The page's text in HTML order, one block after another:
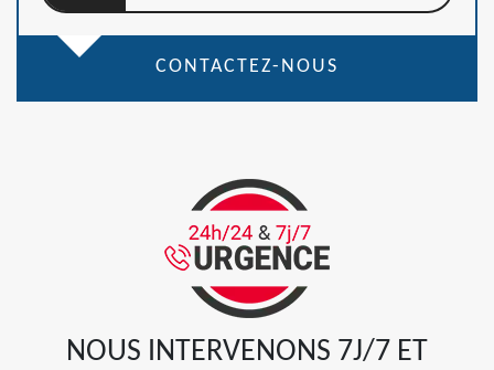
CONTACTEZ-NOUS
NOUS INTERVENONS 7J/7 ET